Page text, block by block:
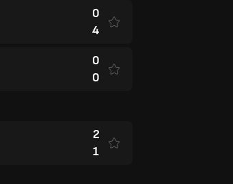
0
4
0
0
2
1